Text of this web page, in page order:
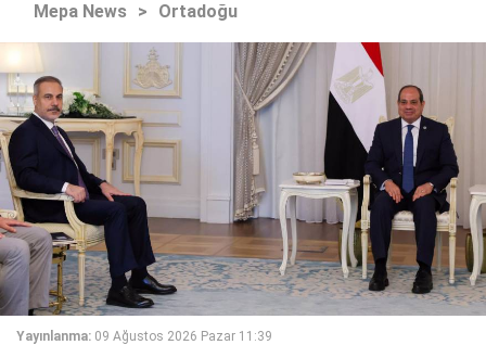
Mepa News > Ortadoğu
Yayınlanma: 09 Ağustos 2026 Pazar 11:39